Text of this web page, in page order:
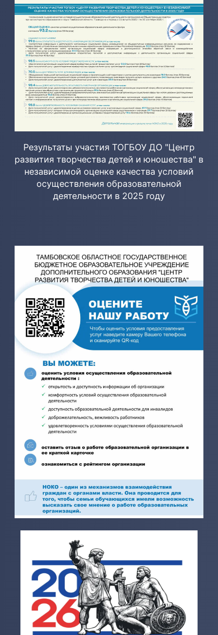
Результаты участия ТОГБОУ ДО "Центр
развития творчества детей и юношества" в
независимой оценке качества условий
осуществления образовательной
деятельности в 2025 году